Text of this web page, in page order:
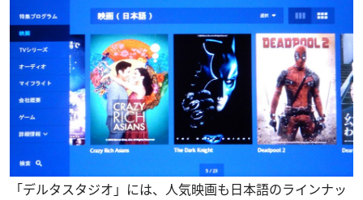
「デルタスタジオ」には、人気映画も日本語のラインナッ